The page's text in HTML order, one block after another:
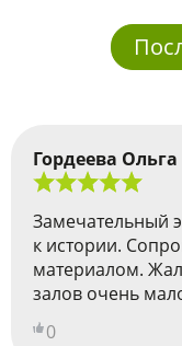
Гордеева Ольга
Замечательный
к истории.
материалом.
залов очень
0